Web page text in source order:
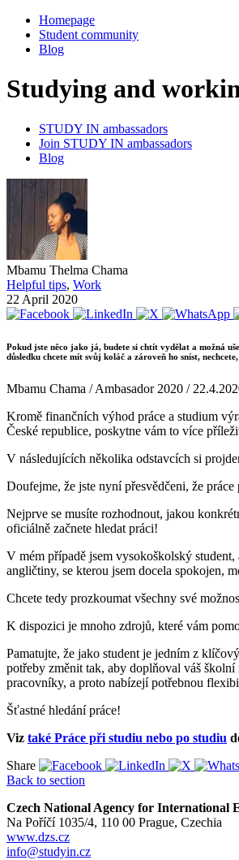
Homepage
Student community
Blog
Studying and
STUDY IN ambassadors
Join STUDY IN ambassadors
Blog
Mbamu Thelma Chama
Helpful tips, Work
22 April 2020
Pokud jste něco jako já, budete si chtít vydělat a možná
důsledku chcete mít svůj koláč a zároveň ho sníst,
Mbamu Chama / Ambasador 2020 /
Kromě finančních výhod práce a studium
České republice, poskytne vám to více
V následujících několika odstavcích si
Doufejme, že jste nyní přesvědčeni, že
Nejprve se musíte rozhodnout, jakou
oficiálně začnete hledat práci!
V mém případě jsem vysokoškolský
angličtiny, se kterou jsem docela spokojen,
Chcete tedy prozkoumat všechny své
K dispozici je mnoho zdrojů, které vám
Pamatujte, že jako student je jedním z
potřeby změnit tak, aby doplňoval váš
pracovníky, a proto nabízejí potřebnou
Šťastné hledání práce!
Viz také Práce při studiu nebo po studiu
Share
Back to section
Czech National Agency for International
Na Poříčí 1035/4, 110 00 Prague, Czechia
www.dzs.cz
info@studyin.cz